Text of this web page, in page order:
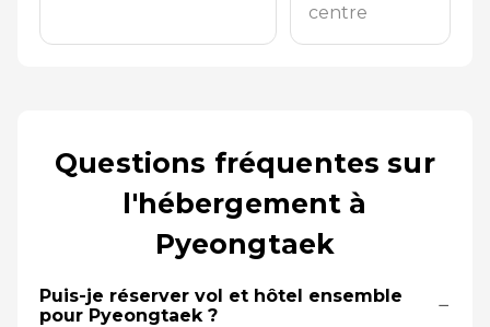
centre
Questions fréquentes sur
l'hébergement à
Pyeongtaek
Puis-je réserver vol et hôtel ensemble
pour Pyeongtaek ?
−